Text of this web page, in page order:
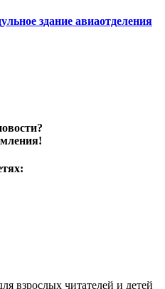
здание авиаотделения
взрослых читателей и детей